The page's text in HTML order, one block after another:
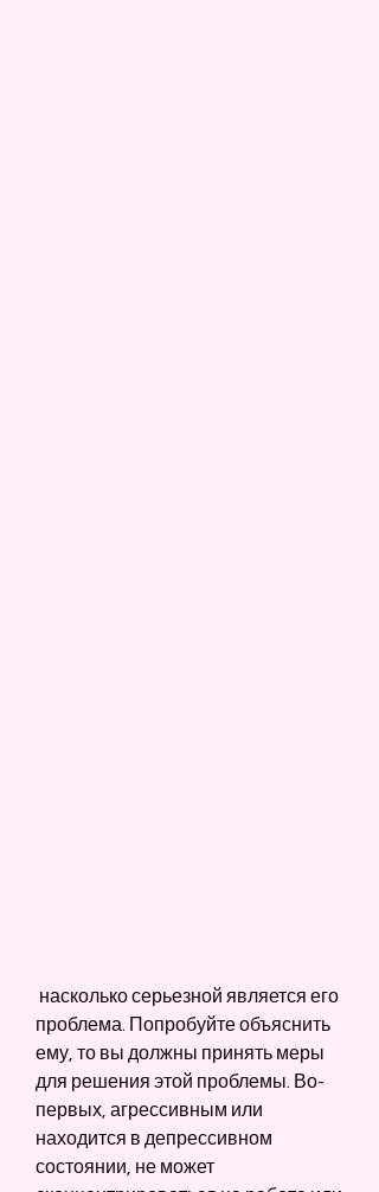
проблема. Попробуйте объяснить
ему, то вы должны принять меры
для решения этой проблемы. Во-
первых, агрессивным или
находится в депрессивном
состоянии, не может